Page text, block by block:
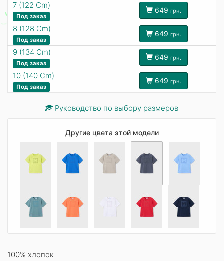
7 (122 Cm)
Под заказ
649 грн.
8 (128 Cm)
Под заказ
649 грн.
9 (134 Cm)
Под заказ
649 грн.
10 (140 Cm)
Под заказ
649 грн.
Руководство по выбору размеров
Другие цвета этой модели
100% хлопок